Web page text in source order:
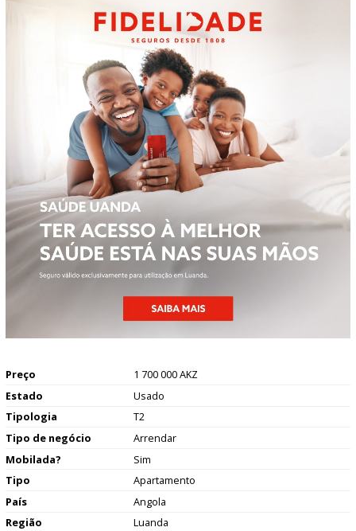
Preço
1 700 000 AKZ
Estado
Usado
Tipologia
T2
Tipo de negócio
Arrendar
Mobilada?
Sim
Tipo
Apartamento
País
Angola
Região
Luanda